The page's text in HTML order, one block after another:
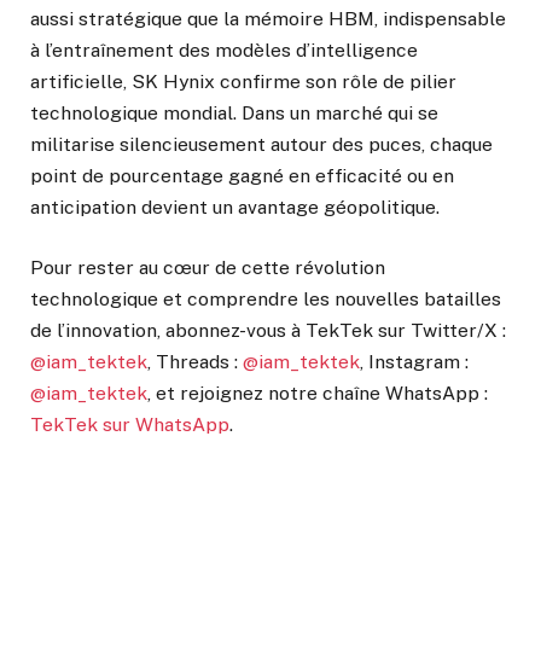
aussi stratégique que la mémoire HBM, indispensable
à l’entraînement des modèles d’intelligence
artificielle, SK Hynix confirme son rôle de pilier
technologique mondial. Dans un marché qui se
militarise silencieusement autour des puces, chaque
point de pourcentage gagné en efficacité ou en
anticipation devient un avantage géopolitique.
Pour rester au cœur de cette révolution
technologique et comprendre les nouvelles batailles
de l’innovation, abonnez-vous à TekTek sur Twitter/X :
@iam_tektek, Threads : @iam_tektek, Instagram :
@iam_tektek, et rejoignez notre chaîne WhatsApp :
TekTek sur WhatsApp.